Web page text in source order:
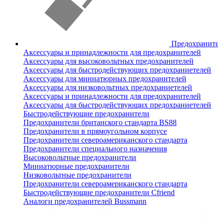
Аксессуары и принадлежности для предохранителей
Аксессуары для высоковольтных предохранителей
Аксессуары для быстродействующих предохраниетелей
Аксессуары для миниатюрных предохранителей
Аксессуары для низковольтных предохраниетелей
Аксессуары и принадлежности для предохранителей
Аксессуары для быстродействующих предохраниетелей
Быстродействующие предохранители
Предохранители британского стандарта BS88
Предохранители в прямоугольном корпусе
Предохранители североамериканского стандарта
Предохранители специального назначения
Высоковольтные предохранители
Миниатюрные предохранители
Низковольтные предохранители
Предохранители североамериканского стандарта
Быстродействующие предохранители Cfriend
Аналоги предохранителей Bussmann